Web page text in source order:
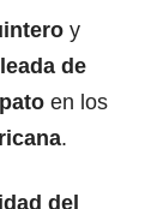
y
de
en los
.
del